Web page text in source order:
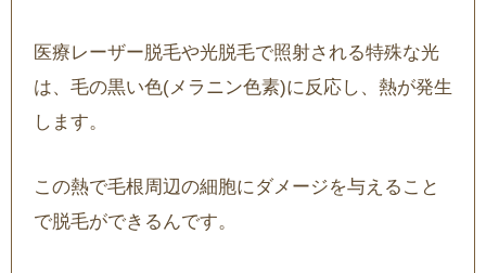
医療レーザー脱毛や光脱毛で照射される特殊な光
は、毛の黒い色(メラニン色素)に反応し、熱が発生
します。
この熱で毛根周辺の細胞にダメージを与えること
で脱毛ができるんです。